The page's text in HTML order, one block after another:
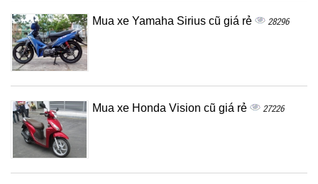
Mua xe Yamaha Sirius cũ giá rẻ 28296
Mua xe Honda Vision cũ giá rẻ 27226